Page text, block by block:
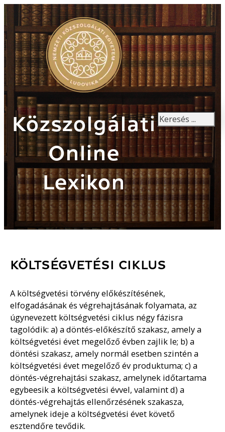
Közszolgálati
Online
Lexikon
Keresés
KÖLTSÉGVETÉSI CIKLUS
A költségvetési törvény előkészítésének,
elfogadásának és végrehajtásának folyamata, az
úgynevezett költségvetési ciklus négy fázisra
tagolódik: a) a döntés-előkészítő szakasz, amely a
költségvetési évet megelőző évben zajlik le; b) a
döntési szakasz, amely normál esetben szintén a
költségvetési évet megelőző év produktuma; c) a
döntés-végrehajtási szakasz, amelynek időtartama
egybeesik a költségvetési évvel, valamint d) a
döntés-végrehajtás ellenőrzésének szakasza,
amelynek ideje a költségvetési évet követő
esztendőre tevődik.